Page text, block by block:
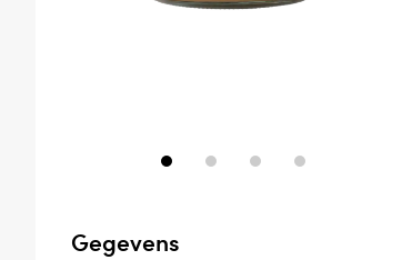
Gegevens